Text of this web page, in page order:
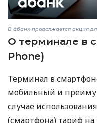
В àбанк продолжается акция
О терминале в
Phone)
Терминал в
мобильный и
случае
(смартфона) тариф